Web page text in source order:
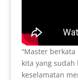
“Master
kita yang
keselamatan